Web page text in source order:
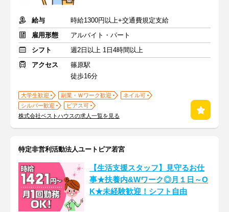
給与
時給1300円以上+交通費規定支給
雇用形態
アルバイト・パート
シフト
週2日以上 1日4時間以上
アクセス
篠原駅
徒歩16分
大学生歓迎 副業・Ｗワーク歓迎
ネイル可
シルバー歓迎
ピアス可
株式会社ベストハウスの求人一覧を見る
特定非営利活動法人ユートピア若宮
【生活支援スタッフ】見守るお仕
事★扶養内&Wワーク◎月１日～O
K★未経験歓迎！シフト自由